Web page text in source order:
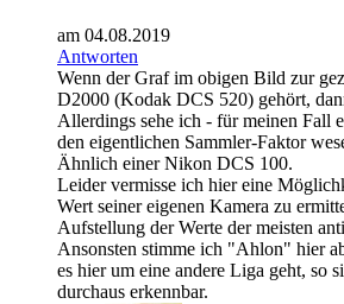
am 04.08.2019
Antworten
Wenn der Graf im obigen Bild zur
D2000 (Kodak DCS 520) gehört,
Allerdings sehe ich - für meinen Fall
den eigentlichen Sammler-Faktor
Ähnlich einer Nikon DCS 100.
Leider vermisse ich hier eine
Wert seiner eigenen Kamera zu
Aufstellung der Werte der meisten
Ansonsten stimme ich "Ahlon" hier
es hier um eine andere Liga geht, so
durchaus erkennbar.